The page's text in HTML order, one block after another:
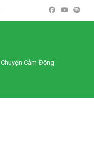
Chuyện Cảm Động